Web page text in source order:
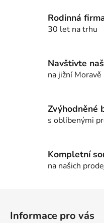
Rodinná
30 let na trhu
Navštivte
na jižní Moravě
Zvýhodněné
s oblíbenými
Kompletní
na našich
Informace pro vás